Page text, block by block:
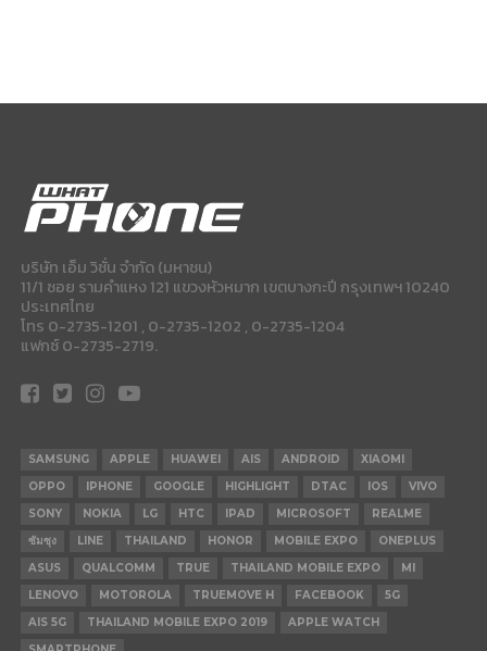
บริษัท เอ็ม วิชั่น จำกัด (มหาชน)
11/1 ซอย รามคำแหง 121 แขวงหัวหมาก เขตบางกะปี กรุงเทพฯ 10240
ประเทศไทย
โทร 0-2735-1201 , 0-2735-1202 , 0-2735-1204
แฟกซ์ 0-2735-2719.
SAMSUNG APPLE HUAWEI AIS ANDROID
XIAOMI
OPPO
IPHONE GOOGLE HIGHLIGHT DTAC IOS
VIVO
SONY
NOKIA LG HTC IPAD MICROSOFT
REALME
ซัมซุง
LINE THAILAND HONOR MOBILE EXPO
ONEPLUS
ASUS
QUALCOMM TRUE THAILAND MOBILE EXPO
MI
LENOVO
MOTOROLA TRUEMOVE H FACEBOOK
5G
AIS 5G
THAILAND MOBILE EXPO 2019
APPLE WATCH